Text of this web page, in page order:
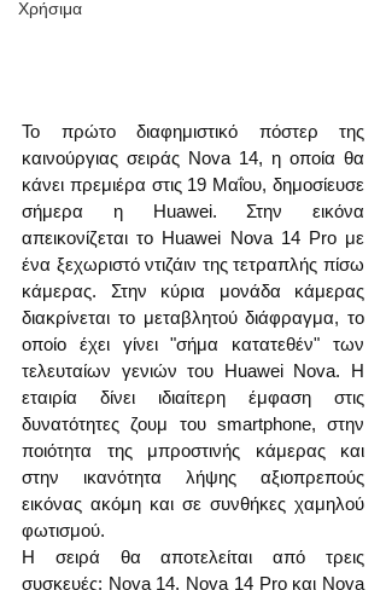
Χρήσιμα
Το πρώτο διαφημιστικό πόστερ της
καινούργιας σειράς Nova 14, η οποία θα
κάνει πρεμιέρα στις 19 Μαΐου, δημοσίευσε
σήμερα η Huawei. Στην εικόνα
απεικονίζεται το Huawei Nova 14 Pro με
ένα ξεχωριστό ντιζάιν της τετραπλής πίσω
κάμερας. Στην κύρια μονάδα κάμερας
διακρίνεται το μεταβλητού διάφραγμα, το
οποίο έχει γίνει "σήμα κατατεθέν" των
τελευταίων γενιών του Huawei Nova. Η
εταιρία δίνει ιδιαίτερη έμφαση στις
δυνατότητες ζουμ του smartphone, στην
ποιότητα της μπροστινής κάμερας και
στην ικανότητα λήψης αξιοπρεπούς
εικόνας ακόμη και σε συνθήκες χαμηλού
φωτισμού.
Η σειρά θα αποτελείται από τρεις
συσκευές: Nova 14, Nova 14 Pro και Nova